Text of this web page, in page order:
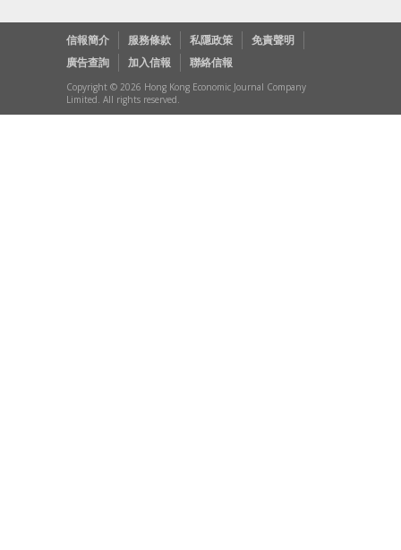
信報簡介 服務條款 私隱政策
免責聲明
廣告查詢
加入信報 聯絡信報
Copyright © 2026 Hong Kong Economic Journal Company
Limited. All rights reserved.